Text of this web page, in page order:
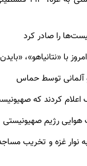
با «نتانیاهو»،
اعلام کردند که
غزه و تخریب